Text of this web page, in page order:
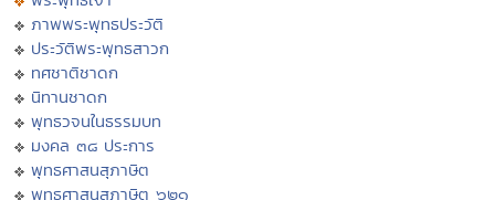
ภาพพระพุทธประวัติ
ประวัติพระพุทธสาวก
ทศชาติชาดก
นิทานชาดก
พุทธวจนในธรรมบท
มงคล ๓๘ ประการ
พุทธศาสนสุภาษิต
พุทธศาสนสุภาษิต ๖๒๑